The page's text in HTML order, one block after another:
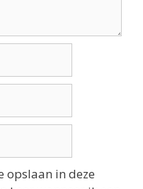
opslaan in deze